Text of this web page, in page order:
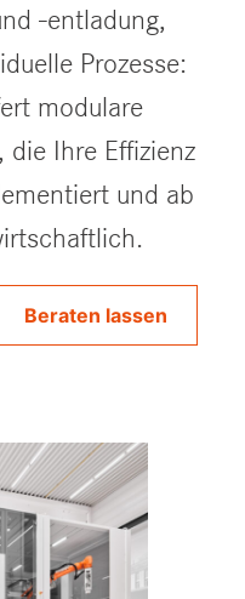
-entladung,
Prozesse:
modulare
Ihre Effizienz
und ab
Beraten lassen